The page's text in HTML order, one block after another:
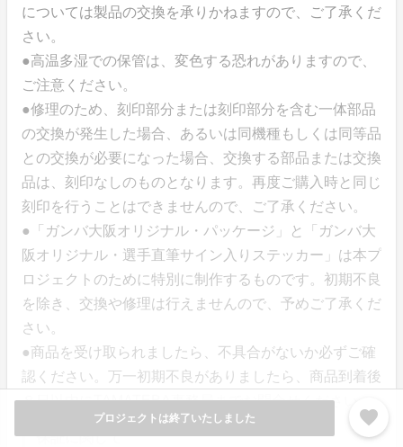
プロジェクトは終了いたしました favorite
については製品の交換を承りかねますので、ご了承くだ
さい。
●高温多湿での保管は、変色する恐れがありますので、
ご注意ください。
●修理のため、刻印部分または刻印部分を含む一体部品
の交換が発生した場合、あるいは同機種もしくは同等品
との交換が必要になった場合、交換する部品または交換
品は、刻印なしのものとなります。再度ご購入時と同じ
刻印を行うことはできませんので、ご了承ください。
●「ガンバ大阪オリジナル・パッケージ」と「ガンバ大
阪オリジナル・選手直筆サイン入りステッカー」は本プ
ロジェクトのために特別に制作するものです。初期不良
を除き、交換や修理は行えませんので、予めご了承くだ
さい。
●商品を受け取られましたら、不具合がないか必ずご確
認ください。万一初期不良がありましたら、商品到着後
８日以内にTAMATEBA事務局までお問合せください。
保証に関して